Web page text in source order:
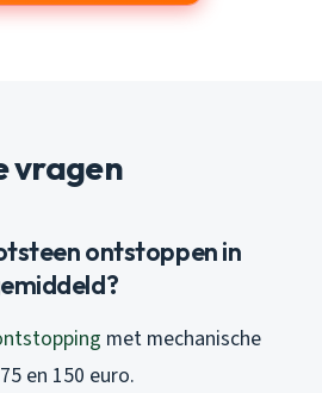
vragen
ontstoppen in
met mechanische
en 150 euro.